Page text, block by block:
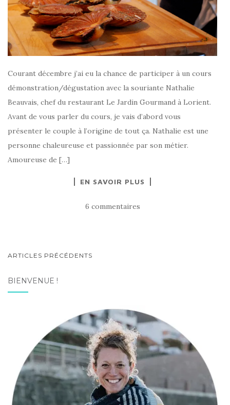
Courant décembre j’ai eu la chance de participer à un cours
démonstration/dégustation avec la souriante Nathalie
Beauvais, chef du restaurant Le Jardin Gourmand à Lorient.
Avant de vous parler du cours, je vais d’abord vous
présenter le couple à l’origine de tout ça. Nathalie est une
personne chaleureuse et passionnée par son métier.
Amoureuse de […]
EN SAVOIR PLUS
6 commentaires
NAVIGATION
SEIN
ARTICLES
ARTICLES PRÉCÉDENTS
BIENVENUE !